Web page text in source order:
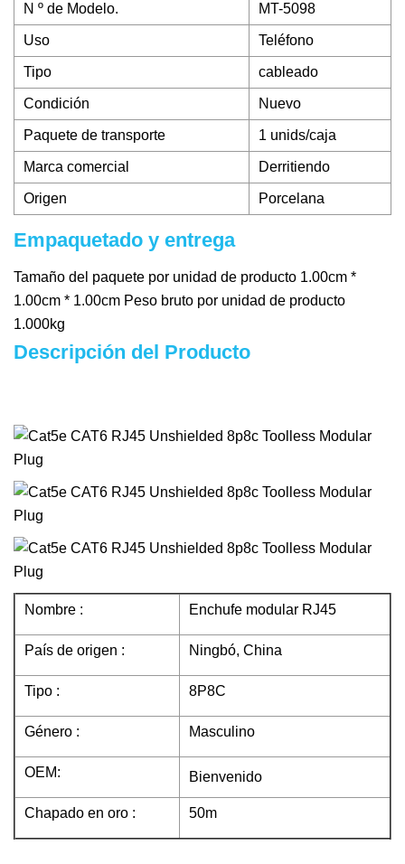
N º de Modelo. MT-5098
Uso Teléfono
Tipo cableado
Condición Nuevo
Paquete de transporte 1 unids/caja
Marca comercial Derritiendo
Origen Porcelana
Empaquetado y entrega
Tamaño del paquete por unidad de producto 1.00cm *
1.00cm * 1.00cm Peso bruto por unidad de producto
1.000kg
Descripción del Producto
Nombre : Enchufe modular RJ45
País de origen : Ningbó, China
Tipo : 8P8C
Género : Masculino
OEM: Bienvenido
Chapado en oro : 50m